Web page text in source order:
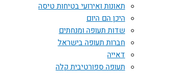
תאונות ואירועי בטיחות טיסה
היכן הם היום
שדות תעופה ומנחתים
חברות תעופה בישראל
דאייה
תעופה ספורטיבית קלה